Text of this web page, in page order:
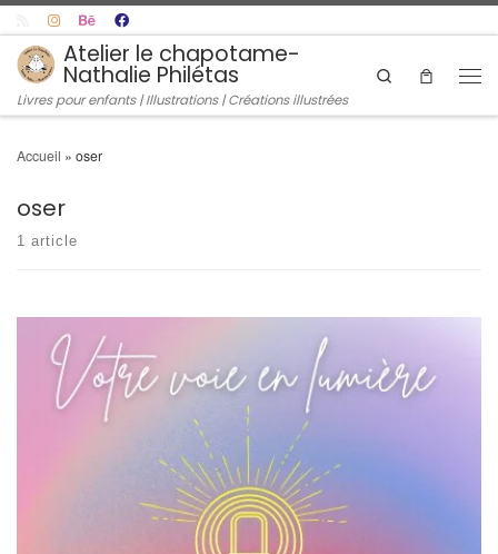
Skip to content
Atelier le chapotame-
Nathalie Philétas
Livres pour enfants | Illustrations | Créations illustrées
Search
Accueil » oser
oser
1 article